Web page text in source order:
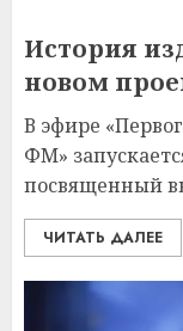
История
новом
В эфире
ФМ»
посвященный
ЧИТАТЬ ДАЛЕЕ